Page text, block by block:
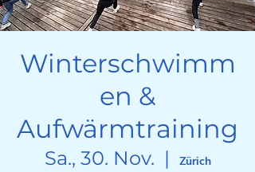
Winterschwimm
en &
Aufwärmtraining
Sa., 30. Nov.
  |
Zürich